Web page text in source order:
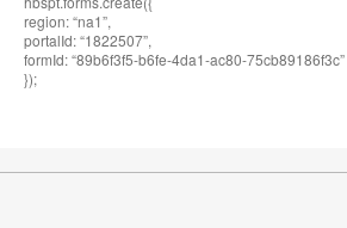
region: “na1”,
portalId: “1822507”,
formId: “89b6f3f5-b6fe-4da1-ac80-75cb89186f3c”
});